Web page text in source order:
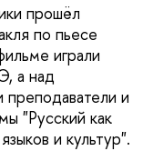
прошёл
по пьесе
играли
а над
и
"Русский как
и культур".